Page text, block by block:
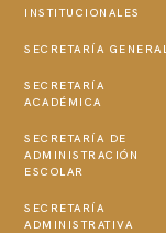
INSTITUCIONALES
SECRETARÍA GENERAL
SECRETARÍA
ACADÉMICA
SECRETARÍA DE
ADMINISTRACIÓN
ESCOLAR
SECRETARÍA
ADMINISTRATIVA